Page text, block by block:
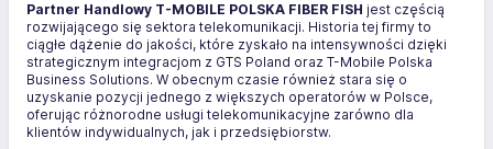
Partner Handlowy T-MOBILE POLSKA FIBER FISH jest częścią
rozwijającego się sektora telekomunikacji. Historia tej firmy to
ciągłe dążenie do jakości, które zyskało na intensywności dzięki
strategicznym integracjom z GTS Poland oraz T-Mobile Polska
Business Solutions. W obecnym czasie również stara się o
uzyskanie pozycji jednego z większych operatorów w Polsce,
oferując różnorodne usługi telekomunikacyjne zarówno dla
klientów indywidualnych, jak i przedsiębiorstw.